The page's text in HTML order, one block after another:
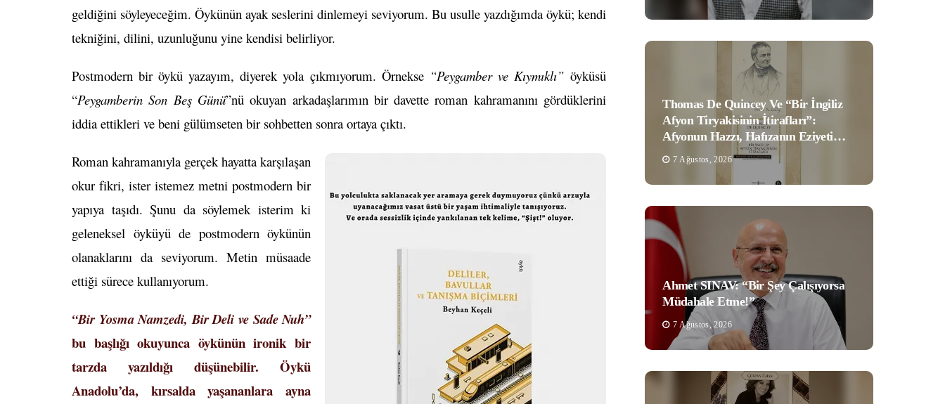
geldiğini söyleyeceğim. Öykünün ayak seslerini dinlemeyi seviyorum. Bu usulle yazdığımda öykü; kendi
tekniğini, dilini, uzunluğunu yine kendisi belirliyor.
Postmodern bir öykü yazayım, diyerek yola çıkmıyorum. Örnekse “Peygamber ve Kıymıklı” öyküsü
“Peygamberin Son Beş Günü”nü okuyan arkadaşlarımın bir davette roman kahramanını gördüklerini
iddia ettikleri ve beni gülümseten bir sohbetten sonra ortaya çıktı.
Roman kahramanıyla gerçek hayatta karşılaşan
okur fikri, ister istemez metni postmodern bir
yapıya taşıdı. Şunu da söylemek isterim ki
geleneksel öyküyü de postmodern öykünün
olanaklarını da seviyorum. Metin müsaade
ettiği sürece kullanıyorum.
“Bir Yosma Namzedi, Bir Deli ve Sade Nuh”
bu başlığı okuyunca öykünün ironik bir
tarzda yazıldığı düşünebilir. Öykü
Anadolu’da, kırsalda yaşananlara ayna
Thomas De Quincey Ve “Bir İngiliz
Afyon Tiryakisinin İtirafları”:
Afyonun Hazzı, Hafızanın Eziyeti…
7 Ağustos, 2026
Ahmet SINAV: “Bir Şey Çalışıyorsa
Müdahale Etme!”
7 Ağustos, 2026